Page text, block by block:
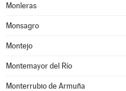
Monleras
Monsagro
Montejo
Montemayor del Río
Monterrubio de Armuña